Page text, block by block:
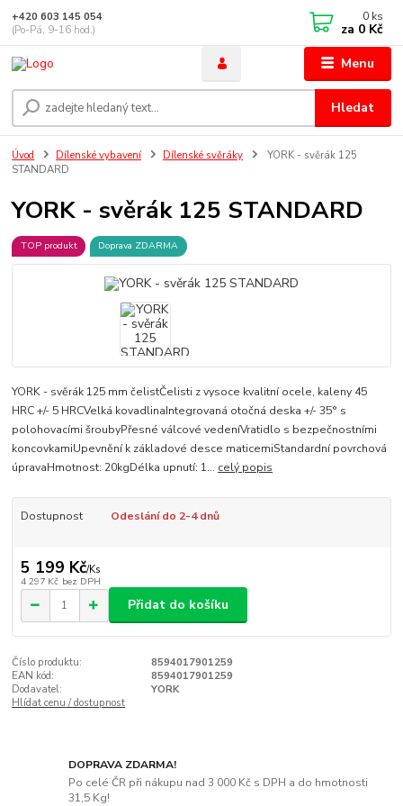
Menu
Hledat
+420 603 145 054
(Po-Pá, 9-16 hod.)
0 ks
za 0 Kč
Úvod Dílenské vybavení Dílenské svěráky
YORK - svěrák 125
STANDARD
YORK - svěrák 125 STANDARD
TOP produkt Doprava ZDARMA
YORK - svěrák 125 mm čelistČelisti z vysoce kvalitní ocele, kaleny 45
HRC +/- 5 HRCVelká kovadlinaIntegrovaná otočná deska +/- 35° s
polohovacími šroubyPřesné válcové vedeníVratidlo s bezpečnostními
koncovkamiUpevnění k základové desce maticemiStandardní povrchová
úpravaHmotnost: 20kgDélka upnutí: 1... celý popis
Dostupnost Odeslání do 2-4 dnů
5 199 Kč/Ks
4 297 Kč bez DPH
Přidat do košíku
Číslo produktu:
8594017901259
EAN kód:
8594017901259
Dodavatel:
YORK
Hlídat cenu / dostupnost
DOPRAVA ZDARMA!
Po celé ČR při nákupu nad 3 000 Kč s DPH a do hmotnosti
31,5 Kg!